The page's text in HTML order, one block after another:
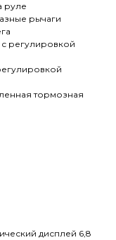
руле
рычаги
регулировкой
тормозная
дисплей 6,8